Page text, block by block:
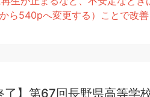
ら540pへ変更する）ことで改善
了】第67回長野県高等学